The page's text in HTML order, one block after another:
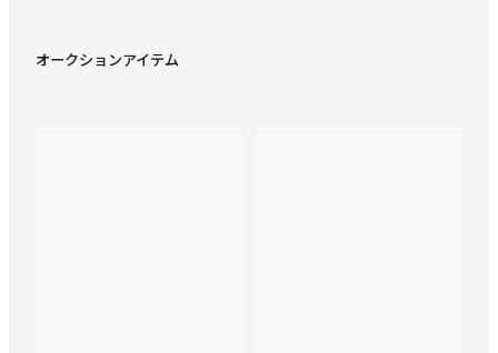
オークションアイテム